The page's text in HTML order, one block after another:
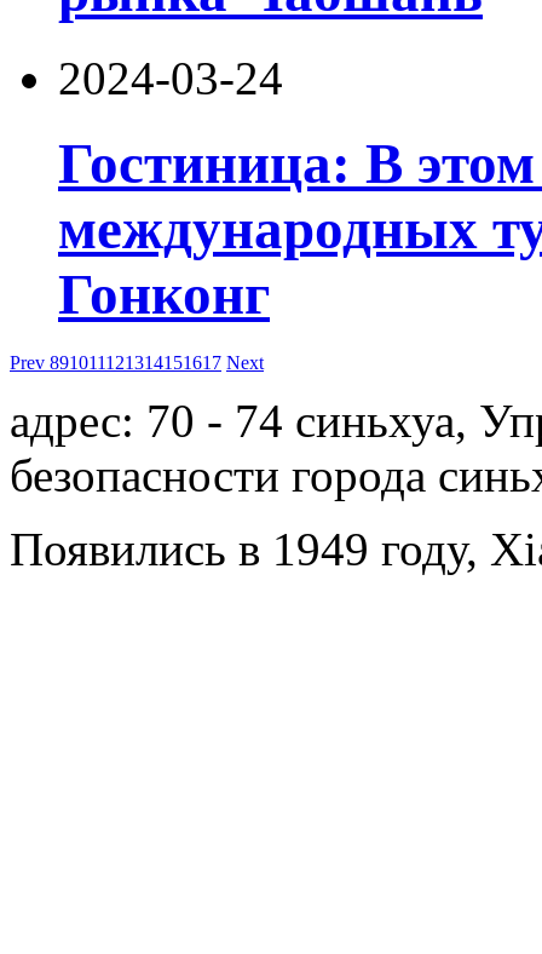
2024-03-24
Гостиница: В этом
международных
Гонконг
Prev 891011121314151617 Next
адрес: 70 - 74 синьхуа,
безопасности города
Появились в 1949 году,